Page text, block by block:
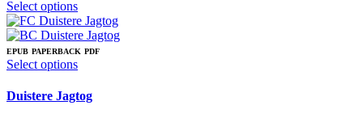
Select optionsThis
product
has
multiple
variants.
options
may
EPUB PAPERBACK PDF
Select optionsThis
has
multiple
Duistere Jagtog